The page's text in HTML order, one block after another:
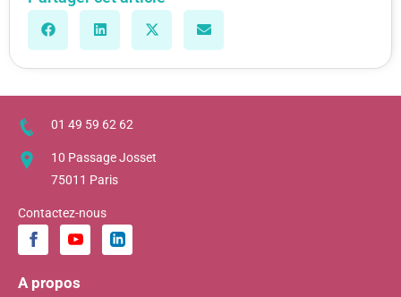
01 49 59 62 62
10 Passage Josset
75011 Paris
Contactez-nous
A propos